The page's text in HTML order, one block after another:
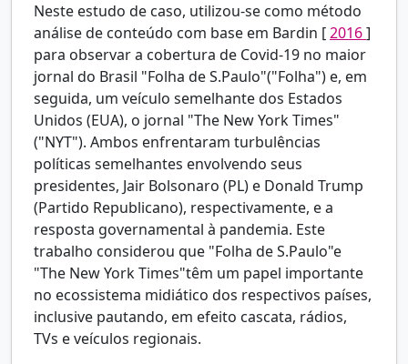
Neste estudo de caso, utilizou-se como método
análise de conteúdo com base em Bardin [2016]
para observar a cobertura de Covid-19 no maior
jornal do Brasil "Folha de S.Paulo"("Folha") e, em
seguida, um veículo semelhante dos Estados
Unidos (EUA), o jornal "The New York Times"
("NYT"). Ambos enfrentaram turbulências
políticas semelhantes envolvendo seus
presidentes, Jair Bolsonaro (PL) e Donald Trump
(Partido Republicano), respectivamente, e a
resposta governamental à pandemia. Este
trabalho considerou que "Folha de S.Paulo"e
"The New York Times"têm um papel importante
no ecossistema midiático dos respectivos países,
inclusive pautando, em efeito cascata, rádios,
TVs e veículos regionais.